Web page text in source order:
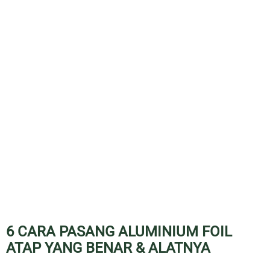
6 CARA PASANG ALUMINIUM FOIL
ATAP YANG BENAR & ALATNYA